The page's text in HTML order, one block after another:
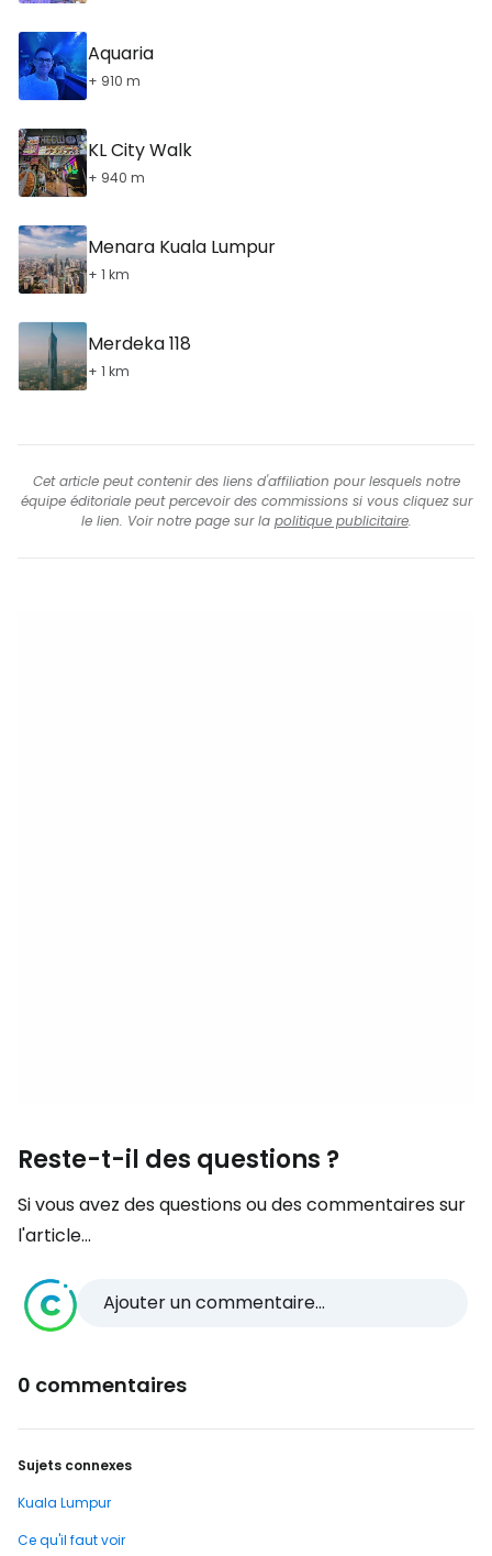
Aquaria
+ 910 m
KL City Walk
+ 940 m
Menara Kuala Lumpur
+ 1 km
Merdeka 118
+ 1 km
Cet article peut contenir des liens d'affiliation pour lesquels notre
équipe éditoriale peut percevoir des commissions si vous cliquez sur
le lien. Voir notre page sur la politique publicitaire.
Reste-t-il des questions ?
Si vous avez des questions ou des commentaires sur
l'article...
Ajouter un commentaire...
0 commentaires
Sujets connexes
Kuala Lumpur
Ce qu'il faut voir